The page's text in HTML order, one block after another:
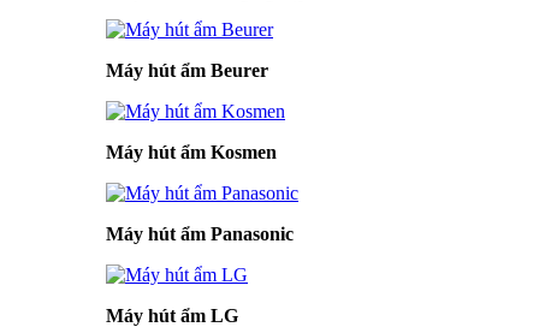
Máy hút ẩm Beurer
Máy hút ẩm Kosmen
Máy hút ẩm Panasonic
Máy hút ẩm LG